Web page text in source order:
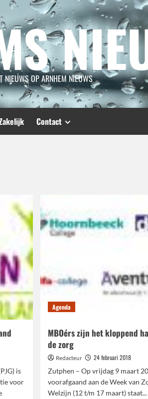
NIEUWS OP ARNHEM NIEUWS
Contact
is
voor
Agenda
MBOérs zijn het kloppend
de zorg
Redacteur
24 februari 2018
Zutphen – Op vrijdag 9 maart
voorafgaand aan de Week van
Welzijn (12 t/m 17 maart) staat...